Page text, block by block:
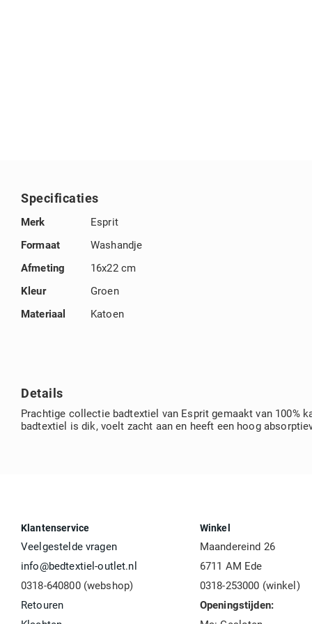
Specificaties
Specificaties
Merk
Esprit
Formaat
Washandje
Afmeting
16x22 cm
Kleur
Groen
Materiaal
Katoen
Details
Prachtige collectie badtextiel van Esprit gemaakt van 100%
badtextiel is dik, voelt zacht aan en heeft een hoog
Klantenservice
Veelgestelde vragen
info@bedtextiel-outlet.nl
0318-640800 (webshop)
Retouren
Winkel
Maandereind 26
6711 AM Ede
0318-253000 (winkel)
Openingstijden: